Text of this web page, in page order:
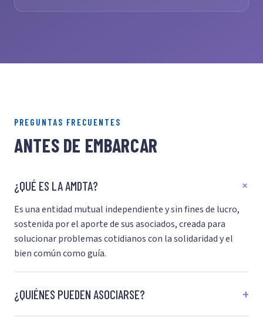
PREGUNTAS FRECUENTES
ANTES DE EMBARCAR
¿QUÉ ES LA AMDTA?
Es una entidad mutual independiente y sin fines de lucro,
sostenida por el aporte de sus asociados, creada para
solucionar problemas cotidianos con la solidaridad y el
bien común como guía.
¿QUIÉNES PUEDEN ASOCIARSE?